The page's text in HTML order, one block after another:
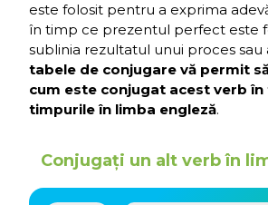
este folosit pentru a exprima
în timp ce prezentul perfect este
sublinia rezultatul unui proces sau
tabele de conjugare vă permit
cum este conjugat acest verb
timpurile în limba engleză.
Conjugați un alt verb în